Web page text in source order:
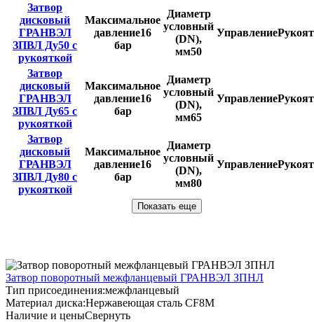
Затвор
дисковый
ГРАНВЭЛ
ЗПВЛ Ду50 с
рукояткой
Максимальное
давление16
бар
Диаметр
условный
(DN),
мм50
Управление
Затвор
дисковый
ГРАНВЭЛ
ЗПВЛ Ду65 с
рукояткой
Максимальное
давление16
бар
Диаметр
условный
(DN),
мм65
Управление
Затвор
дисковый
ГРАНВЭЛ
ЗПВЛ Ду80 с
рукояткой
Максимальное
давление16
бар
Диаметр
условный
(DN),
мм80
Управление
Показать еще
Затвор поворотный межфланцевый ГРАНВЭЛ ЗПНЛ
Тип присоединения:межфланцевый
Материал диска:Нержавеющая сталь CF8M
Наличие и ценыСвернуть